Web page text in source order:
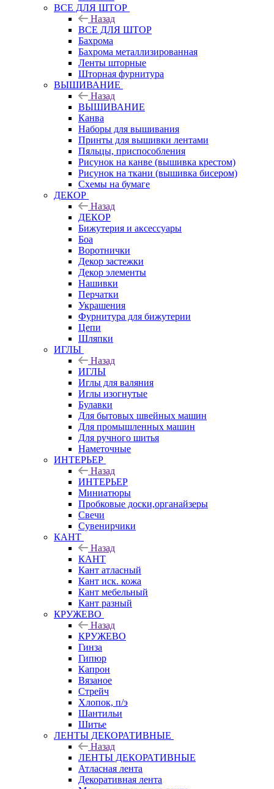
ВСЕ ДЛЯ ШТОР
Назад
ВСЕ ДЛЯ ШТОР
Бахрома
Бахрома металлизированная
Ленты шторные
Шторная фурнитура
ВЫШИВАНИЕ
Назад
ВЫШИВАНИЕ
Канва
Наборы для вышивания
Принты для вышивки лентами
Пяльцы, приспособления
Рисунок на канве (вышивка крестом)
Рисунок на ткани (вышивка бисером)
Схемы на бумаге
ДЕКОР
Назад
ДЕКОР
Бижутерия и аксессуары
Боа
Воротнички
Декор застежки
Декор элементы
Нашивки
Перчатки
Украшения
Фурнитура для бижутерии
Цепи
Шляпки
ИГЛЫ
Назад
ИГЛЫ
Иглы для валяния
Иглы изогнутые
Булавки
Для бытовых швейных машин
Для промышленных машин
Для ручного шитья
Наметочные
ИНТЕРЬЕР
Назад
ИНТЕРЬЕР
Миниатюры
Пробковые доски,органайзеры
Свечи
Сувенирчики
КАНТ
Назад
КАНТ
Кант атласный
Кант иск. кожа
Кант мебельный
Кант разный
КРУЖЕВО
Назад
КРУЖЕВО
Гинза
Гипюр
Капрон
Вязаное
Стрейч
Хлопок, п/э
Шантильи
Шитье
ЛЕНТЫ ДЕКОРАТИВНЫЕ
Назад
ЛЕНТЫ ДЕКОРАТИВНЫЕ
Атласная лента
Декоративная лента